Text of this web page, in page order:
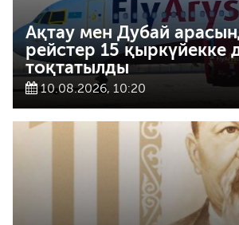
Ақтау мен Дубай
рейстер 15 қыркүйекке
тоқтатылды
10.08.2026, 10:20